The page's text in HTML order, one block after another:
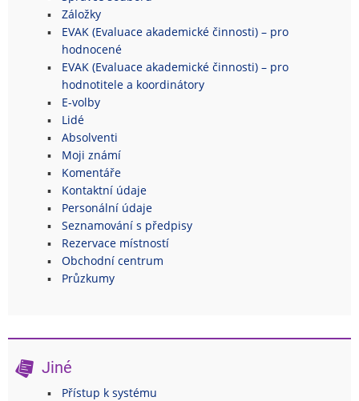
Záložky
EVAK (Evaluace akademické činnosti) – pro
hodnocené
EVAK (Evaluace akademické činnosti) – pro
hodnotitele a koordinátory
E-volby
Lidé
Absolventi
Moji známí
Komentáře
Kontaktní údaje
Personální údaje
Seznamování s předpisy
Rezervace místností
Obchodní centrum
Průzkumy
Jiné
Přístup k systému